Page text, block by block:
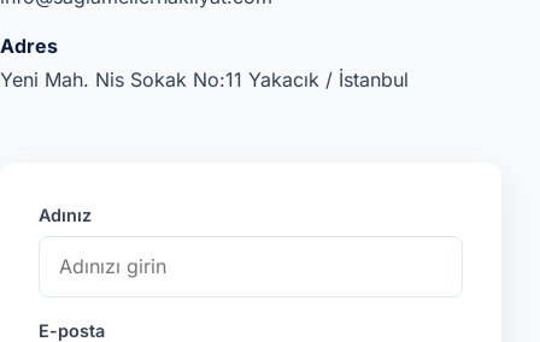
Adres
Yeni Mah. Nis Sokak No:11 Yakacık / İstanbul
Adınız
E-posta